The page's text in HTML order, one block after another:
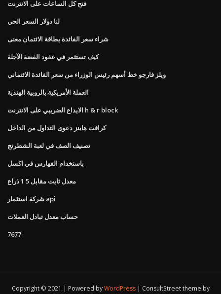
فتح كل الساعات على الانترنت
لنا دولار السعر الحي
شراء سعر الفائدة بطاقة الائتمان معنى
كيف تستثمر في عقود الفضة الآجلة
ويلز فارجو خط أسهم رئيس الوزراء من سعر الفائدة الائتماني
العملة الأمريكية بالروبية الهندية
الايداع الضريبي على الانترنت h & r block
كرافت هاينز دعوى التداول من الداخل
تصنيف الصف في لعبة الشطرنج
باستخدام الفهارس في اكسل
معدل ثابت مقابل 5 1 ذراع
شركة استثمار api
حساب معدل تبادل العملات
7677
Copyright © 2021 | Powered byWordPress ConsultStreet theme by